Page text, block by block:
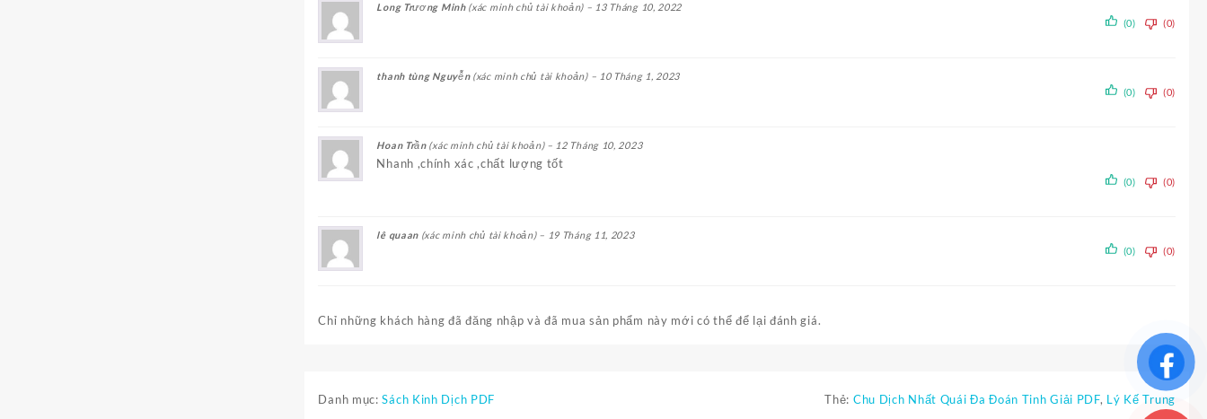
Long Trương Minh (xác minh chủ tài khoản) – 13 Tháng 10, 2022
(0)
(0)
thanh tùng Nguyễn (xác minh chủ tài khoản) – 10 Tháng 1, 2023
(0)
(0)
Hoan Trần (xác minh chủ tài khoản) – 12 Tháng 10, 2023
Nhanh ,chính xác ,chất lượng tốt
(0) (0)
lê quaan (xác minh chủ tài khoản) – 19 Tháng 11, 2023
(0)
(0)
Chỉ những khách hàng đã đăng nhập và đã mua sản phẩm này mới có thể để lại đánh giá.
Danh mục:Sách Kinh Dịch PDF Thẻ: Chu Dịch Nhất Quái Đa Đoán Tinh Giải PDF, Lý Kế Trung